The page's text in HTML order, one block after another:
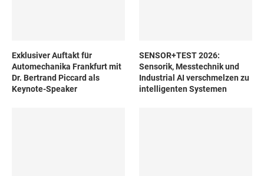
Exklusiver Auftakt für
Automechanika Frankfurt mit
Dr. Bertrand Piccard als
Keynote-Speaker
SENSOR+TEST 2026:
Sensorik, Messtechnik und
Industrial AI verschmelzen zu
intelligenten Systemen